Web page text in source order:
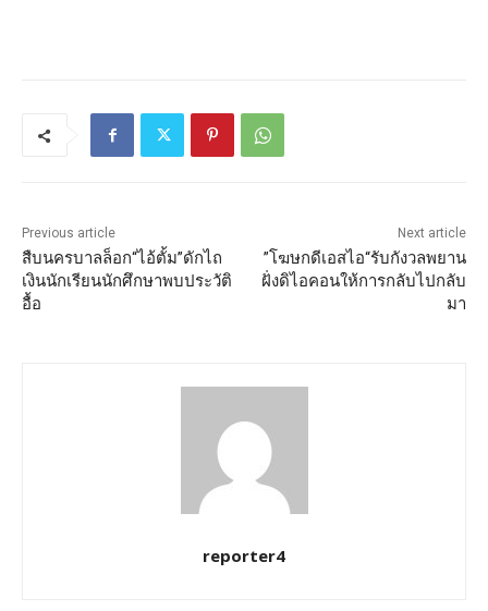
Previous article
สืบนครบาลล็อก“ไอ้ตั้ม”ดักไถ
เงินนักเรียนนักศึกษาพบประวัติ
อื้อ
Next article
”โฆษกดีเอสไอ“รับกังวลพยาน
ฝั่งดิไอคอนให้การกลับไปกลับ
มา
reporter4